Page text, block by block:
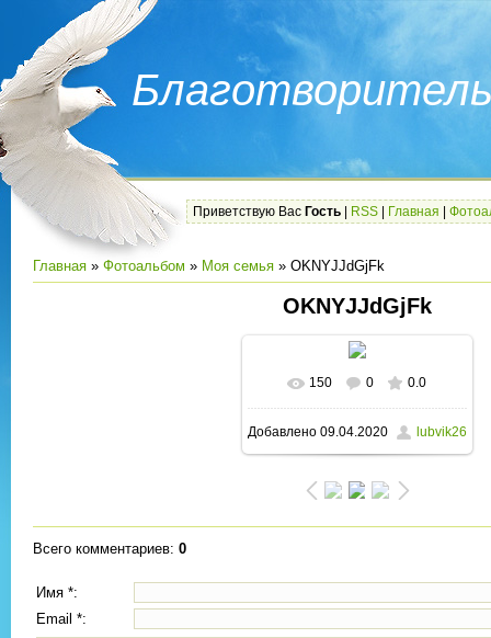
Приветствую Вас Гость RSS Главная
Главная » Фотоальбом » Моя семья » OKNYJJdGjFk
OKNYJJdGjFk
В реальном размере
1280x853/ 450.5Kb
150 0 0.0
Добавлено09.04.2020 lubvik26
Всего комментариев: 0
Имя *:
Email *: